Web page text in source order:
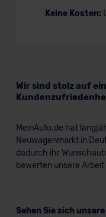
Keine Kosten:
Wir sind stolz auf
MeinAuto.de hat
Neuwagenmarkt in
dadurch ihr
bewerten unsere Arbeit
Sehen Sie sich